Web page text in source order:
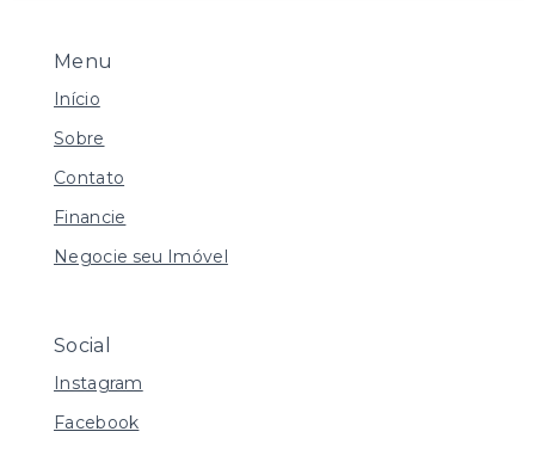
Menu
Início
Sobre
Contato
Financie
Negocie seu Imóvel
Social
Instagram
Facebook